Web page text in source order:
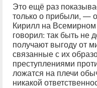
Это ещё раз
только о прибыли, —
Кирилл на
говорил: так быть не
получают выгоду от
связанные с их
преступлениями
ложатся на плечи
никакой